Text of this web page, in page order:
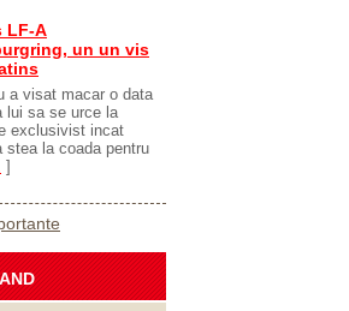
LF-A
un un vis
a visat macar o data
lui sa se urce la
exclusivist incat
stea la coada pentru
]